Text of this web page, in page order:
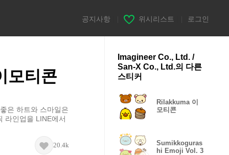
공지사항 위시리스트 로그인
모티콘
은 하트와 스마일은
라인업을 LINE에서
20.4k
Imagineer Co., Ltd. /
San-X Co., Ltd.의 다른
스티커
Rilakkuma 이
모티콘
Sumikkoguras
hi Emoji Vol. 3